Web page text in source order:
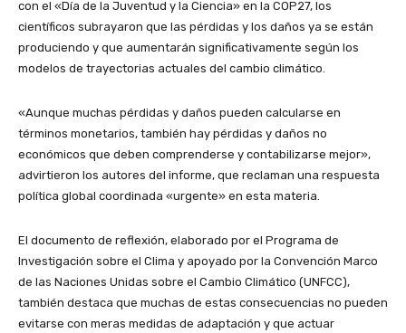
con el «Día de la Juventud y la Ciencia» en la COP27, los
científicos subrayaron que las pérdidas y los daños ya se están
produciendo y que aumentarán significativamente según los
modelos de trayectorias actuales del cambio climático.
«Aunque muchas pérdidas y daños pueden calcularse en
términos monetarios, también hay pérdidas y daños no
económicos que deben comprenderse y contabilizarse mejor»,
advirtieron los autores del informe, que reclaman una respuesta
política global coordinada «urgente» en esta materia.
El documento de reflexión, elaborado por el Programa de
Investigación sobre el Clima y apoyado por la Convención Marco
de las Naciones Unidas sobre el Cambio Climático (UNFCC),
también destaca que muchas de estas consecuencias no pueden
evitarse con meras medidas de adaptación y que actuar